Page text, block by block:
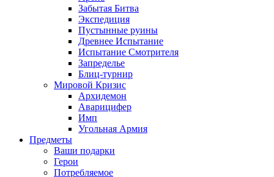
Забытая Битва
Экспедиция
Пустынные руины
Древнее Испытание
Испытание Смотрителя
Запределье
Блиц-турнир
Мировой Кризис
Архидемон
Аварицифер
Имп
Угольная Армия
Предметы
Ваши подарки
Герои
Потребляемое